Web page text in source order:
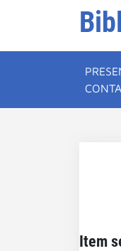
Item